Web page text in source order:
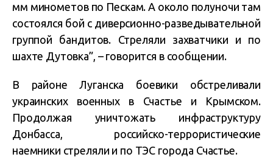
мм минометов по Пескам. А около полуночи там
состоялся бой с диверсионно-разведывательной
группой бандитов. Стреляли захватчики и по
шахте Дутовка”, – говорится в сообщении.
В районе Луганска боевики обстреливали
украинских военных в Счастье и Крымском.
Продолжая уничтожать инфраструктуру
Донбасса, российско-террористические
наемники стреляли и по ТЭС города Счастье.